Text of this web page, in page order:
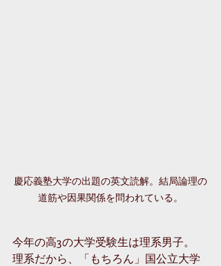
慶応義塾大学の出題の英文読解。結局論理の
道筋や因果関係を問われている。
今年の高3の大学受験生は理系男子。
理系だから、「もちろん」国公立大学